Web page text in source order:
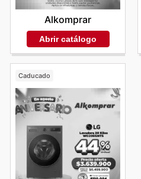
Alkomprar
Abrir catálogo
Caducado